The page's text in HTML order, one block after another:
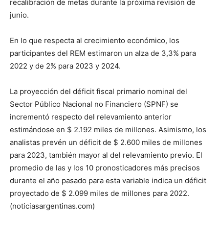
recalibración de metas durante la próxima revisión de
junio.
En lo que respecta al crecimiento económico, los
participantes del REM estimaron un alza de 3,3% para
2022 y de 2% para 2023 y 2024.
La proyección del déficit fiscal primario nominal del
Sector Público Nacional no Financiero (SPNF) se
incrementó respecto del relevamiento anterior
estimándose en $ 2.192 miles de millones. Asimismo, los
analistas prevén un déficit de $ 2.600 miles de millones
para 2023, también mayor al del relevamiento previo. El
promedio de las y los 10 pronosticadores más precisos
durante el año pasado para esta variable indica un déficit
proyectado de $ 2.099 miles de millones para 2022.
(noticiasargentinas.com)